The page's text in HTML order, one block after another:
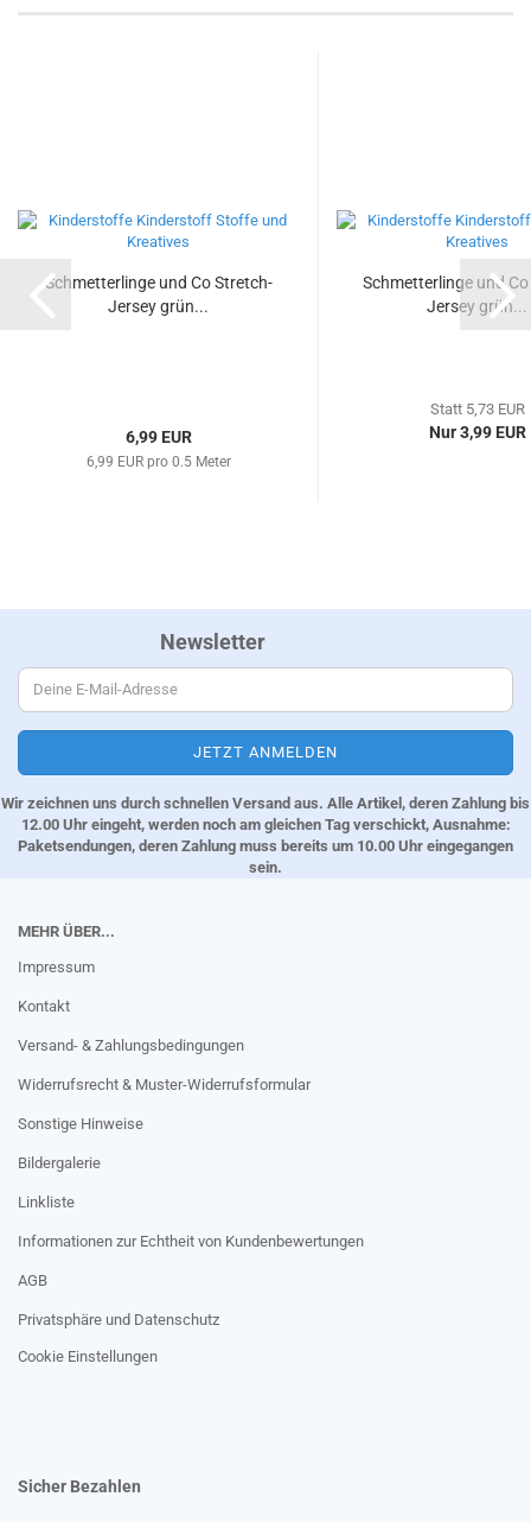
Schmetterlinge und Co Stretch-
Jersey grün...
6,99 EUR
6,99 EUR pro 0.5 Meter
Schmetterlinge und
Jersey grün...
Statt 5,73 EUR
Nur 3,99 EUR
Newsletter
Wir zeichnen uns durch schnellen Versand aus. Alle Artikel, deren Zahlung bis
12.00 Uhr eingeht, werden noch am gleichen Tag verschickt, Ausnahme:
Paketsendungen, deren Zahlung muss bereits um 10.00 Uhr eingegangen
sein.
MEHR ÜBER...
Impressum
Kontakt
Versand- & Zahlungsbedingungen
Widerrufsrecht & Muster-Widerrufsformular
Sonstige Hinweise
Bildergalerie
Linkliste
Informationen zur Echtheit von Kundenbewertungen
AGB
Privatsphäre und Datenschutz
Cookie Einstellungen
Sicher Bezahlen